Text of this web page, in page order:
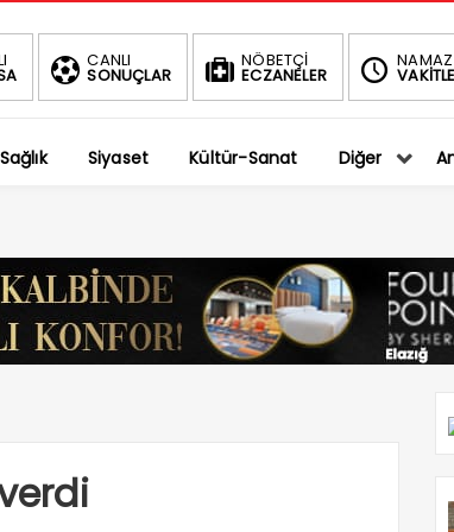
CANLI
SONUÇLAR
NÖBETÇİ
ECZANELER
NAMAZ
BIST
-0.75% 1.401,27
DOLAR
% 36,5794
Sağlık Siyaset Kültür-Sanat Diğer